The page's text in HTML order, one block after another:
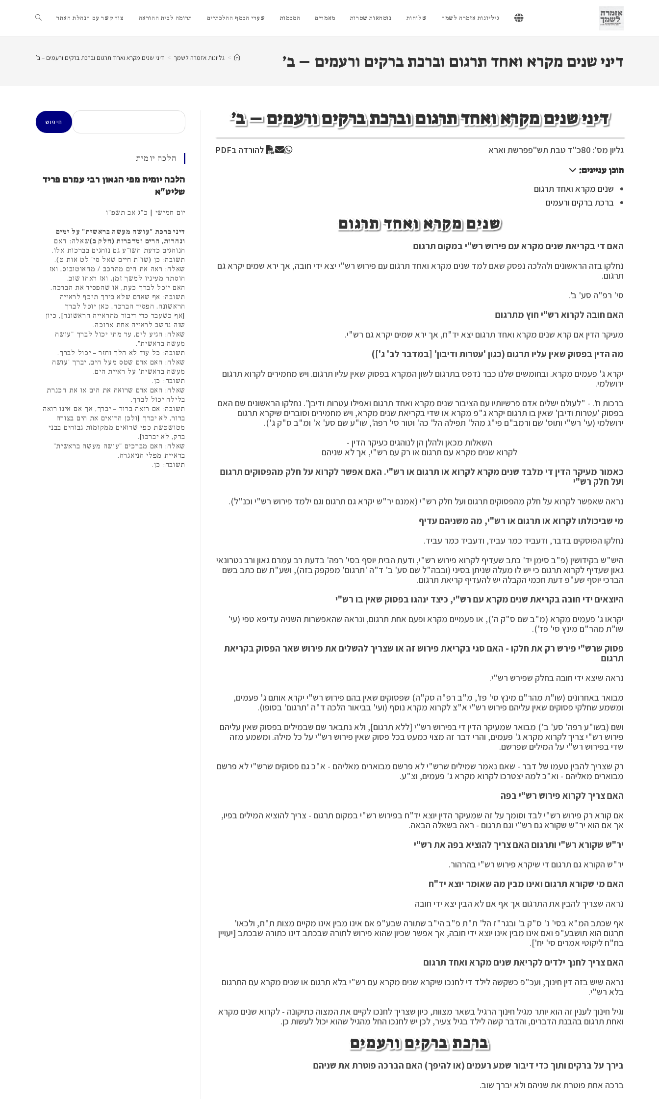
גיליונות אזמרה לשמך שלוחות נוסחאות שטרות מאמרים הסכמות שערי הכסף ההלכתיים תרומה לבית ההוראה צור קשר עם הנהלת האתר Toggle
website דיני שנים מקרא ואחד תרגום וברכת ברקים ורעמים – ב’ > גליונות אזמרה לשמך > דיני שנים מקרא ואחד תרגום וברכת ברקים ורעמים – ב’
דיני שנים מקרא ואחד תרגום וברכת ברקים ורעמים – ב’
גליון מס': 80 כ"ד טבת תש"פפרשת וארא
להורדה בPDF
תוכן עניינים:
שנים מקרא ואחד תרגום
ברכת ברקים ורעמים
שנים מקרא ואחד תרגום
האם די בקריאת שנים מקרא עם פירוש רש"י במקום תרגום
נחלקו בזה הראשונים ולהלכה נפסק שאם למד שנים מקרא ואחד תרגום עם פירוש רש"י יצא ידי חובה, אך ירא שמים יקרא גם
תרגום.
סי' רפ"ה סע' ב'.
האם חובה לקרוא רש"י חוץ מתרגום
מעיקר הדין אם קרא שנים מקרא ואחד תרגום יצא יד"ח, אך ירא שמים יקרא גם רש"י.
מה הדין בפסוק שאין עליו תרגום (כגון 'עטרות ודיבון' [במדבר לב' ג'])
יקרא ג' פעמים מקרא. ובחומשים שלנו כבר נדפס בתרגום לשון המקרא בפסוק שאין עליו תרגום. ויש מחמירים לקרוא תרגום
ירושלמי.
ברכות ח'. - "לעולם ישלים אדם פרשיותיו עם הציבור שנים מקרא ואחד תרגום ואפילו עטרות ודיבן". נחלקו הראשונים שם האם
בפסוק 'עטרות ודיבן' שאין בו תרגום יקרא ג"פ מקרא או שדי בקריאת שנים מקרא, ויש מחמירים וסוברים שיקרא תרגום
ירושלמי (עי' רש"י ותוס' שם ורמב"ם פי"ג מהל' תפילה הל' כה' וטור סי' רפה', שו"ע שם סע' א' ומ"ב ס"ק ג').
השאלות מכאן ולהלן הן לנוהגים כעיקר הדין -
לקרוא שנים מקרא עם תרגום או רק עם רש"י, אך לא שניהם
כאמור מעיקר הדין די מלבד שנים מקרא לקרוא או תרגום או רש"י. האם אפשר לקרוא על חלק מהפסוקים תרגום
ועל חלק רש"י
נראה שאפשר לקרוא על חלק מהפסוקים תרגום ועל חלק רש"י (אמנם יר"ש יקרא גם תרגום וגם ילמד פירוש רש"י וכנ"ל).
מי שביכולתו לקרוא או תרגום או רש"י, מה משניהם עדיף
נחלקו הפוסקים בדבר, ודעביד כמר עביד, ודעביד כמר עביד.
היש"ש בקידושין (פ"ב סימן יד' כתב שעדיף לקרוא פירוש רש"י, ודעת הבית יוסף בסי' רפה' בדעת רב עמרם גאון ורב נטרונאי
גאון שעדיף לקרוא תרגום כי יש לו מעלה שניתן בסיני (ובבה"ל שם סע' ב' ד"ה 'תרגום' מפקפק בזה), ושע"ת שם כתב בשם
הברכי יוסף שע"פ דעת חכמי הקבלה יש להעדיף קריאת תרגום.
היוצאים ידי חובה בקריאת שנים מקרא עם רש"י, כיצד ינהגו בפסוק שאין בו רש"י
יקראו ג' פעמים מקרא (מ"ב שם ס"ק ה'), או פעמיים מקרא ופעם אחת תרגום, ונראה שהאפשרות השניה עדיפא טפי (עי'
שו"ת מהר"ם מינץ סי' פז').
פסוק שרש"י פירש רק את חלקו - האם סגי בקריאת פירוש זה או שצריך להשלים את פירוש שאר הפסוק בקריאת
תרגום
נראה שיצא ידי חובה בחלק שפירש רש"י.
מבואר באחרונים (שו"ת מהר"ם מינץ סי' פז', מ"ב רפ"ה סק"ה) שפסוקים שאין בהם פירוש רש"י יקרא אותם ג' פעמים,
ומשמע שחלקי פסוקים שאין עליהם פירוש רש"י א"צ לקרוא מקרא נוסף (ועי' בביאור הלכה ד"ה 'תרגום' בסופו).
ושם (בשו"ע רפה' סע' ב') מבואר שמעיקר הדין די בפירוש רש"י [ללא תרגום], ולא נתבאר שם שבמילים בפסוק שאין עליהם
פירוש רש"י צריך לקרוא מקרא ג' פעמים, והרי דבר זה מצוי כמעט בכל פסוק שאין פירוש רש"י על כל מילה. ומשמע מזה
שדי בפירוש רש"י על המילים שפרשם.
רק שצריך להבין טעמו של דבר - שאם נאמר שמילים שרש"י לא פרשם מבוארים מאליהם - א"כ גם פסוקים שרש"י לא פרשם
מבוארים מאליהם - וא"כ למה יצטרכו לקרוא מקרא ג' פעמים, וצ"ע.
האם צריך לקרוא פירוש רש"י בפה
אם קורא רק פירוש רש"י לבד וסומך על זה שמעיקר הדין יוצא יד"ח בפירוש רש"י במקום תרגום - צריך להוציא המילים בפיו,
אך אם הוא יר"ש שקורא גם רש"י וגם תרגום - ראה בשאלה הבאה.
יר"ש שקורא רש"י ותרגום האם צריך להוציא בפה את רש"י
יר"ש הקורא גם תרגום די שיקרא פירוש רש"י בהרהור.
האם מי שקורא תרגום ואינו מבין מה שאומר יוצא יד"ח
נראה שצריך להבין את התרגום אך אף אם לא הבין יצא ידי חובה
אף שכתב המ"א בסי' נ' ס"ק ב' ובגר"ז הל' ת"ת פ"ב הי"ב שתורה שבע"פ אם אינו מבין אינו מקיים מצות ת"ת, ולכאו'
תרגום הוא תושבע"פ ואם אינו מבין אינו יוצא ידי חובה, אך אפשר שכיון שהוא פירוש לתורה שבכתב דינו כתורה שבכתב [יעויין
בח"ח ליקוטי אמרים סי' יח'].
האם צריך לחנך ילדים לקריאת שנים מקרא ואחד תרגום
נראה שיש בזה דין חינוך, ועכ"פ כשקשה לילד די לחנכו שיקרא שנים מקרא עם רש"י בלא תרגום או שנים מקרא עם התרגום
בלא רש"י.
וגיל חינוך לענין זה הוא יותר מגיל חינוך הרגיל בשאר מצוות, כיון שצריך לחנכו לקיים את המצוה כתיקונה - לקרוא שנים מקרא
ואחת תרגום בהבנת הדברים, והדבר קשה לילד בגיל צעיר, לכן יש לחנכו החל מהגיל שהוא יכול לעשות כן.
ברכת ברקים ורעמים
בירך על ברקים ותוך כדי דיבור שמע רעמים (או להיפך) האם הברכה פוטרת את שניהם
ברכה אחת פוטרת את שניהם ולא יברך שוב.
חיפוש
חיפוש
הלכה יומית
הלכה יומית מפי הגאון רבי עמרם פריד
שליט"א
יום חמישי | כ"ג אב תשפ"ו
דיני ברכת "עושה מעשה בראשית" על ימים
ונהרות, הרים ומדברות (חלק ב)שאלה: האם
הנוהגים כדעת השו"ע גם נוהגים בברכות אלו.
תשובה: כן (שו"ת חיים שאל סי' לט אות ט).
שאלה: ראה את הים מהרכב / מהאוטובוס, ואז
הוסתר מעיניו למשך זמן, ואז ראהו שוב.
האם יוכל לברך כעת, או שהפסיד את הברכה.
תשובה: אף שאדם שלא בירך תיכף לראייה
הראשונה, הפסיד הברכה, כאן יוכל לברך
[אף כשעבר כדי דיבור מהראייה הראשונה], כיון
שזה נחשב לראייה אחת ארוכה.
שאלה: הגיע לים, עד מתי יכול לברך "עושה
מעשה בראשית".
תשובה: כל עוד לא הלך וחזר – יכול לברך.
שאלה: האם אדם שטס מעל הים, יברך 'עושה
מעשה בראשית' על ראיית הים.
תשובה: כן.
שאלה: האם אדם שרואה את הים או את הכנרת
בלילה יכול לברך.
תשובה: אם רואה ברור – יברך, אך אם אינו רואה
ברור, לא יברך [ולכן הרואים את הים בצורה
מטושטשת כפי שרואים ממקומות גבוהים בבני
ברק, לא יברכו].
שאלה: האם מברכים "עושה מעשה בראשית"
בראיית מפלי הניאגרה.
תשובה: כן.